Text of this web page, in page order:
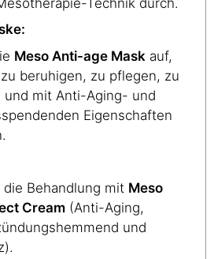
Meso Anti-age Mask auf,
beruhigen, zu pflegen, zu
und mit Anti-Aging- und
Eigenschaften
die Behandlung mit Meso
Cream (Anti-Aging,
und